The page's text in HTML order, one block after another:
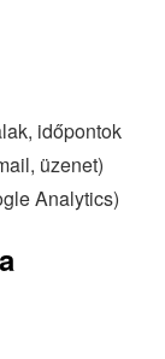
időpontok
üzenet)
Analytics)